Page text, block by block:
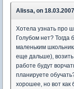
Alissa, on
Хотела узнать про
Голубом нет? Тогда
маленьким
еще дальше), возить
работе будут
планируете
хорошее, но вот как